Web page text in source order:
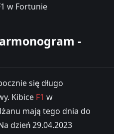
w Fortunie
-
się długo
Kibice F1 w
mają tego dnia do
dzień 29.04.2023